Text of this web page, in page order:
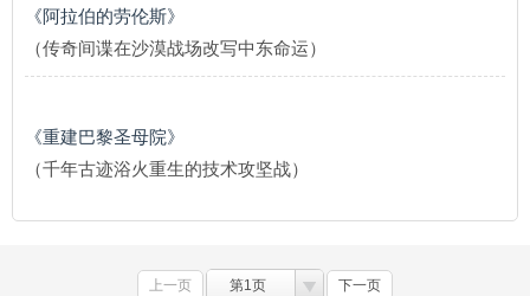
《阿拉伯的劳伦斯》
（传奇间谍在沙漠战场改写中东命运）
《重建巴黎圣母院》
（千年古迹浴火重生的技术攻坚战）
上一页 第1页 下一页